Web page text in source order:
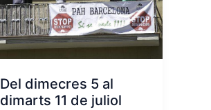
Del dimecres 5 al
dimarts 11 de juliol